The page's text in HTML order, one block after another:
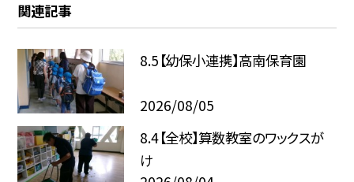
関連記事
8.5【幼保小連携】高南保育園
2026/08/05
8.4【全校】算数教室のワックスが
け